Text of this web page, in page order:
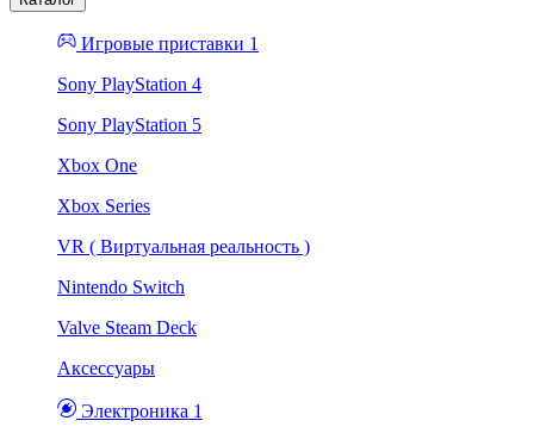
Игровые приставки 1
Sony PlayStation 4
Sony PlayStation 5
Xbox One
Xbox Series
VR ( Виртуальная реальность )
Nintendo Switch
Valve Steam Deck
Аксессуары
Электроника 1